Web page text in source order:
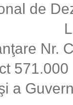
de
Nr.
a